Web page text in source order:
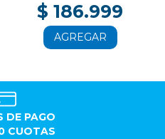
$ 186.999
AGREGAR
DE PAGO
CUOTAS